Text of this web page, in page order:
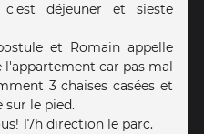
déjeuner et sieste
et Romain appelle
l'appartement car pas mal
3 chaises casées et
le pied.
17h direction le parc.